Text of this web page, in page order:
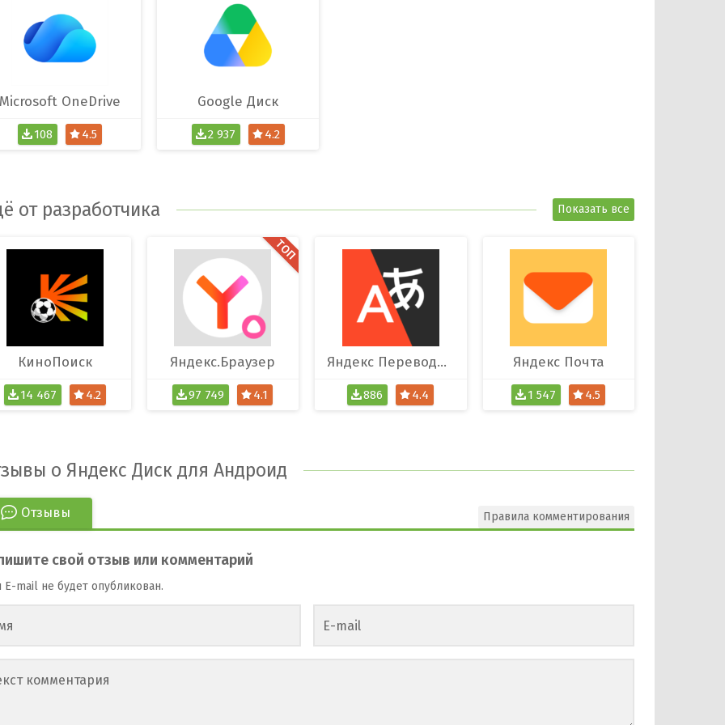
Microsoft OneDrive
108 4.5
Google Диск
2 937 4.2
от разработчика Показать все
КиноПоиск
14 467 4.2
Яндекс.Браузер
97 749 4.1
Яндекс Переводчик
886 4.4
Яндекс Почта
1 547 4.5
о Яндекс Диск для Андроид
Отзывы Правила комментирования
свой отзыв или комментарий
mail не будет опубликован.
E-mail
комментария